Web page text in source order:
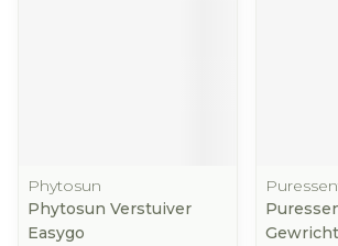
Phytosun
Phytosun Verstuiver
Easygo